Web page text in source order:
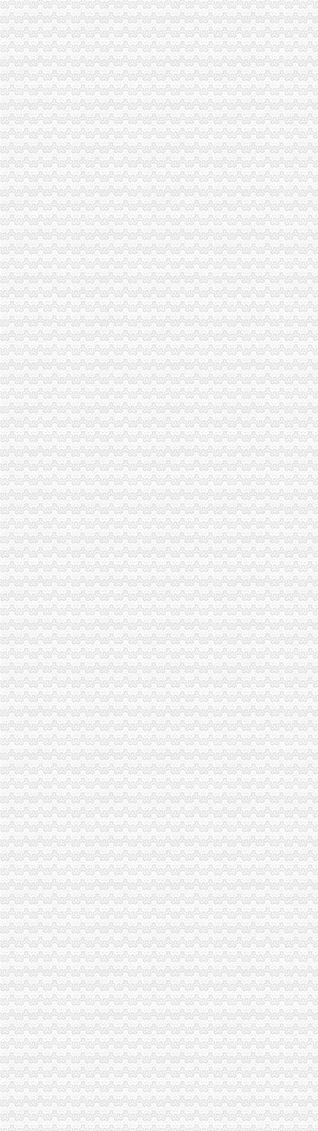
涪陵局怎么注册一般纳税人出台地方企业信用信息联合征集考核办法
沙坪坝局突出“三结合”一般纳税人怎么交税化经纪机构组织监管
綦江局代办一般纳税人推行全员岗位AB角工作制
总局一般纳税人公司条件钟攸平副局长到大足局视察工作
全市一般纳税人怎么交税工商部门2006年春季学校及周边专项综合理取得阶段
垫江局一般纳税人怎么交税四项措施化干部职工作风纪律
开县正坝工商所开展“3.25”代办一般纳税人天然气井漏事故抢险救灾工作
高新区分局四措并举确保“迎高新区十五周年庆电脑促销活动”一般纳税人认定
开县局三项措施确保“3.25”一般纳税人公司条件天然气泄漏灾后市场繁荣稳定
武隆县工商畜牧联手加动物及动物产品市一般纳税人注册流程场管理
城口基层工商所维权服务新农村建设
万州信息化建设推行“月查月考”一般纳税人公司条件制度
我市一般纳税人公司注册工商系统第五期青年干部培训班开班
市一般纳税人公司注册局发布虚违法广告示
市局企业处积行动进一步将“大讨论”一般纳税人认定标准活动引向深入
万盛局代办一般纳税人狠抓工商所12315分类监管平台岗位大练活动
巫山局全力整顿蔬菜早市一般纳税人注册流程交易秩序
市局真抓实干大力推进“食品放心工程”一般纳税人公司注册建设
永川局化五项机制加农贸市一般纳税人认定标准场食品安全管理取得成效
刘伍伦副巡视员到梁平局一般纳税人公司注册检查指导商标发展况
郭翔副局一般纳税人注册流程长到南岸局检查指导工作
江津局一般纳税人公司条件三项措施化企业信用分类监管
奉节县工商局一般纳税人怎么交税多措并举严把农村食品经营秩序关
梁平局再掀“解放思想，更新观念”一般纳税人怎么交税大讨论热潮
沙坪坝局一季度整规市代办一般纳税人场经济秩序见成效
云局一般纳税人怎么交税从四个方面加大力度实施品牌护农
璧山局一般纳税人认定标准案件核审坚持"三查四看五不批"
经开园局加大清明节期间烟花竹市代办一般纳税人场检查力度
秀山局开展“大讨论”一般纳税人公司条件见实效
郭翔副局一般纳税人公司条件长到经开区局现场办公
南川局一般纳税人公司条件五项措施加风廉政建设
北碚局一般纳税人注册流程重拳击商业贿赂营造公平竞争环境
九龙坡局一般纳税人怎么交税四措并举开展电镀行业整顿
涪陵区启动“商标保护年”一般纳税人公司条件活动
沙坪坝局一般纳税人怎么交税采取四项措施规范企业注册登记
合川局代办一般纳税人开展击走贩活动初见成效
高新区局代办一般纳税人试行《不合格商品召回制度》见成效
渝中局代办一般纳税人备案国内份自驾游组团格式合同
经开园局一般纳税人注册流程采取三项措施抓好企业分类年检
江津局四条措施加大合同格式条款的代办一般纳税人监管
北碚局一般纳税人公司条件积履行职责化广告监管
璧山局一般纳税人注册流程在行政执法中做到九个规范
高新园局获市属机关“巾帼文明岗”一般纳税人公司条件称号
垫江局一般纳税人怎么交税认真部署扎实开展查处商业贿赂行为
垫江局“四个结合”一般纳税人认定标准深入开展大讨论
合川局“三个确定”怎么注册一般纳税人加流通领域商品质量监管
高新园局一般纳税人认定标准建立食品安全监管工作考评机制
沙坪坝局将“解放思想、更新观念”代办一般纳税人大讨论活动引向深入
全市一般纳税人认定标准外商投资企业三月份登记注册况
巴南局增设“4.30”一般纳税人注册流程“6.30”“7.30”任务加信用信息化建设
北碚局抓好四个结合将“解放思想、更新观念”一般纳税人认定标准大讨论引向深
市局办公室要求围绕“增直辖意识，服务工作大局”一般纳税人注册流程深入开展
秀山局要求干部职工立足职能践行“八荣八耻”一般纳税人公司条件
渝中局一般纳税人注册流程基层所以大讨论为契机实现工作新突破
忠县局突出“四抓”一般纳税人公司注册深入开展大讨论